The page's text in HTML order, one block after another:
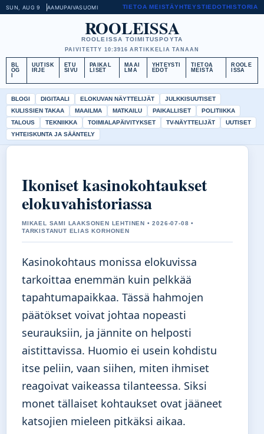
SUN, AUG 9 AAMUPAIVASUOMI TIETOA MEISTÄYHTEYSTIEDOTHISTORIA
ROOLEISSA
ROOLEISSA TOIMITUSPOYTA
PAIVITETTY 10:3916 ARTIKKELIA TANAAN
BL
OG
UUTISK
IRJE
ETU
SIVU
PAIKAL
LISET
MAAI
LMA
YHTEYSTI
EDOT
TIETOA
MEISTÄ
ROOLE
ISSA
BLOGI DIGITAALI ELOKUVAN NÄYTTELIJÄT
JULKKISUUTISET
KULISSIEN TAKAA
MAAILMA MATKAILU PAIKALLISET
POLITIIKKA
TALOUS
TEKNIIKKA TOIMIALAPÄIVITYKSET TV-NÄYTTELIJÄT
UUTISET
YHTEISKUNTA JA SÄÄNTELY
Ikoniset kasinokohtaukset
elokuvahistoriassa
MIKAEL SAMI LAAKSONEN LEHTINEN • 2026-07-08 •
TARKISTANUT ELIAS KORHONEN
Kasinokohtaus monissa elokuvissa
tarkoittaa enemmän kuin pelkkää
tapahtumapaikkaa. Tässä hahmojen
päätökset voivat johtaa nopeasti
seurauksiin, ja jännite on helposti
aistittavissa. Huomio ei usein kohdistu
itse peliin, vaan siihen, miten ihmiset
reagoivat vaikeassa tilanteessa. Siksi
monet tällaiset kohtaukset ovat jääneet
katsojien mieleen pitkäksi aikaa.